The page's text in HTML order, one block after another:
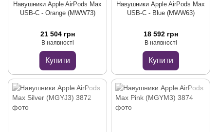
Навушники Apple AirPods Max
USB-C - Orange (MWW73)
21 504 грн
В наявності
Купити
Навушники Apple AirPods Max
USB-C - Blue (MWW63)
18 592 грн
В наявності
Купити